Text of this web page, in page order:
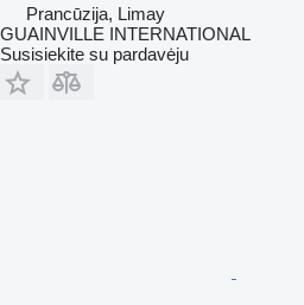
Prancūzija, Limay
GUAINVILLE INTERNATIONAL
Susisiekite su pardavėju